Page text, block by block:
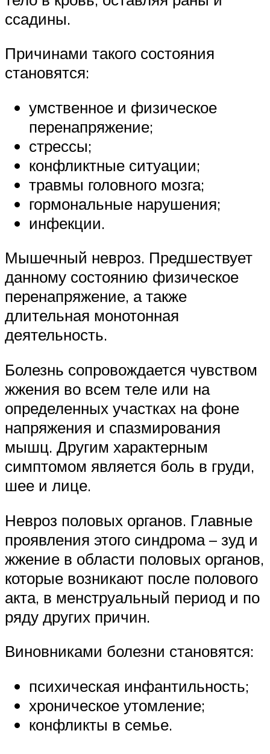
ссадины.
Причинами такого состояния
становятся:
умственное и физическое
перенапряжение;
стрессы;
конфликтные ситуации;
травмы головного мозга;
гормональные нарушения;
инфекции.
Мышечный невроз. Предшествует
данному состоянию физическое
перенапряжение, а также
длительная монотонная
деятельность.
Болезнь сопровождается чувством
жжения во всем теле или на
определенных участках на фоне
напряжения и спазмирования
мышц. Другим характерным
симптомом является боль в груди,
шее и лице.
Невроз половых органов. Главные
проявления этого синдрома – зуд и
жжение в области половых органов,
которые возникают после полового
акта, в менструальный период и по
ряду других причин.
Виновниками болезни становятся:
психическая инфантильность;
хроническое утомление;
конфликты в семье.